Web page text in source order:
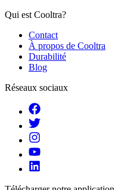
Qui est Cooltra?
Contact
À propos de Cooltra
Durabilité
Blog
Réseaux sociaux